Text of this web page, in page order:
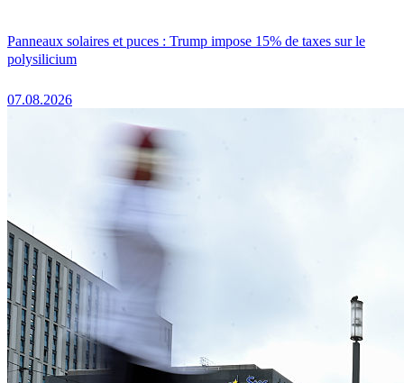
Panneaux solaires et puces : Trump impose 15% de taxes sur le
polysilicium
07.08.2026